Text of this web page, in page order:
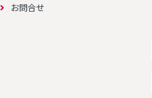
お問合せ